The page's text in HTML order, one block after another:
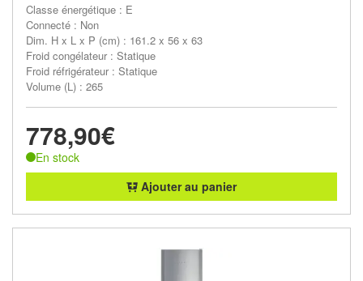
Classe énergétique : E
Connecté : Non
Dim. H x L x P (cm) : 161.2 x 56 x 63
Froid congélateur : Statique
Froid réfrigérateur : Statique
Volume (L) : 265
778,90€
En stock
Ajouter au panier